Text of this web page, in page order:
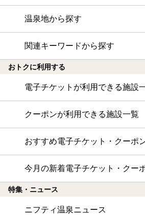
温泉地から探す
関連キーワードから探す
おトクに利用する
電子チケットが利用できる施設
クーポンが利用できる施設一覧
おすすめ電子チケット・クーポ
今月の新着電子チケット・クー
特集・ニュース
ニフティ温泉ニュース